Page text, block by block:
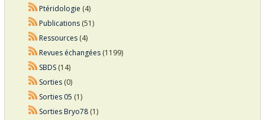
Ptéridologie (4)
Publications(51)
Ressources(4)
Revues échangées(1199)
SBDS(14)
Sorties(0)
Sorties 05 (1)
Sorties Bryo78(1)